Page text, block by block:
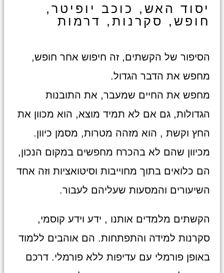
יסוד האש, כוכב יופיטר,
חופש, סקרנות, דרמות
הסיפור של הקשתים, זה חיפוש אחר חופש,
מחפש את הדבר הגדול.
מחפש את החיים שמעבר, את התובנות
הגדולות, גם אם לא תמיד מוצא, הוא מכוון את
החץ וקשת , הוא מזהה מטרות, מסמן כיוון.
מכיוון שהם לא בהכרח מחפשים במקום הנכון,
הם כלואים בתוך מחוייבות וסיטואציות וזה אחד
השיעורים והמסעות שעליהם לעבור.
הקשתים מלמדים אותנו , ידע וידע קוסמי,
סקרנות למידה והתפתחות. הם אוהבים ללמוד
באופן פורמלי עם עדיפות ללא פורמלי. דרכם